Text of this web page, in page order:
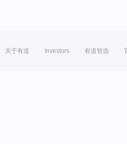
关于有道 Investors 有道智选